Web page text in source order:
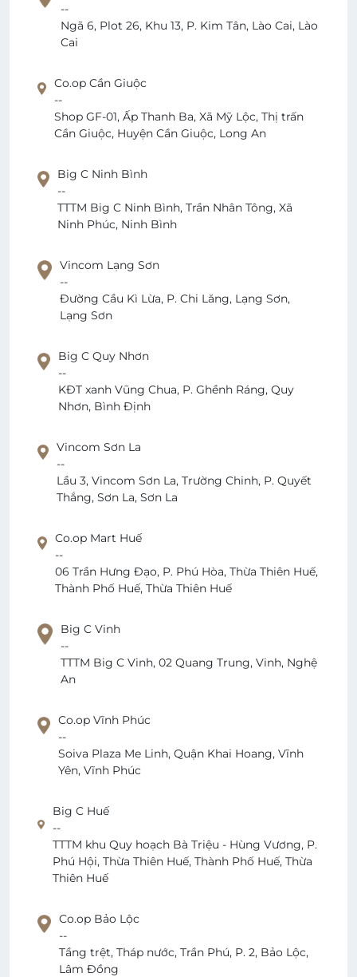
--
Ngã 6, Plot 26, Khu 13, P. Kim Tân, Lào Cai, Lào
Cai
Co.op Cần Giuộc
--
Shop GF-01, Ấp Thanh Ba, Xã Mỹ Lộc, Thị trấn
Cần Giuộc, Huyện Cần Giuộc, Long An
Big C Ninh Bình
--
TTTM Big C Ninh Bình, Trần Nhân Tông, Xã
Ninh Phúc, Ninh Bình
Vincom Lạng Sơn
--
Đường Cầu Kì Lừa, P. Chi Lăng, Lạng Sơn,
Lạng Sơn
Big C Quy Nhơn
--
KĐT xanh Vũng Chua, P. Ghềnh Ráng, Quy
Nhơn, Bình Định
Vincom Sơn La
--
Lầu 3, Vincom Sơn La, Trường Chinh, P. Quyết
Thắng, Sơn La, Sơn La
Co.op Mart Huế
--
06 Trần Hưng Đạo, P. Phú Hòa, Thừa Thiên Huế,
Thành Phố Huế, Thừa Thiên Huế
Big C Vinh
--
TTTM Big C Vinh, 02 Quang Trung, Vinh, Nghệ
An
Co.op Vĩnh Phúc
--
Soiva Plaza Me Linh, Quận Khai Hoang, Vĩnh
Yên, Vĩnh Phúc
Big C Huế
--
TTTM khu Quy hoạch Bà Triệu - Hùng Vương, P.
Phú Hội, Thừa Thiên Huế, Thành Phố Huế, Thừa
Thiên Huế
Co.op Bảo Lộc
--
Tầng trệt, Tháp nước, Trần Phú, P. 2, Bảo Lộc,
Lâm Đồng